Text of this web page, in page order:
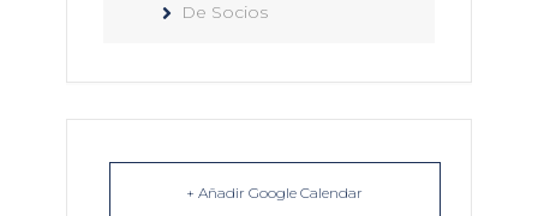
De Socios
+ Añadir Google Calendar